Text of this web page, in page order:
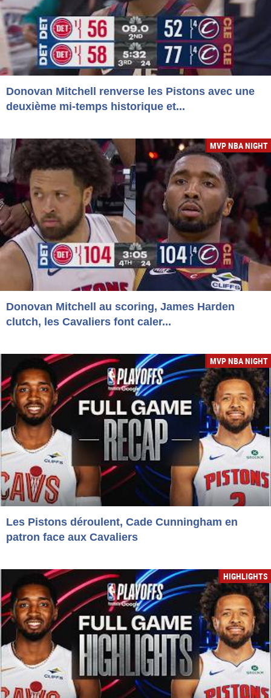
Donovan Mitchell renverse les Pistons avec une
deuxième mi-temps historique et...
MVP NBA NIGHT
Donovan Mitchell au scoring, James Harden
clutch, les Cavaliers font caler...
MVP NBA NIGHT
Les Pistons déroulent, Cade Cunningham en
patron face aux Cavaliers
HIGHLIGHTS